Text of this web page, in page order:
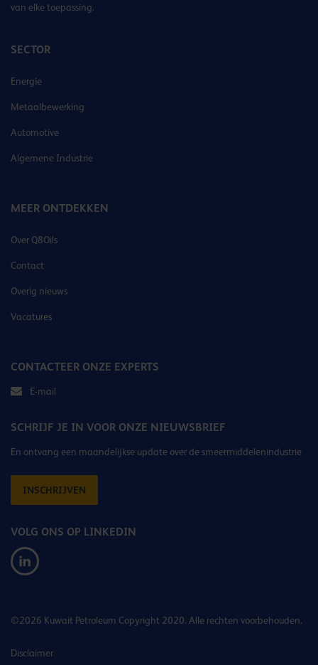
van elke toepassing.
SECTOR
Energie
Metaalbewerking
Automotive
Algemene Industrie
MEER ONTDEKKEN
Over Q8Oils
Contact
Overig nieuws
Vacatures
CONTACTEER ONZE EXPERTS
E-mail
SCHRIJF JE IN VOOR ONZE NIEUWSBRIEF
En ontvang een maandelijkse update over de smeermiddelenindustrie
INSCHRIJVEN
VOLG ONS OP LINKEDIN
©2026 Kuwait Petroleum Copyright 2020. Alle rechten voorbehouden.
Disclaimer